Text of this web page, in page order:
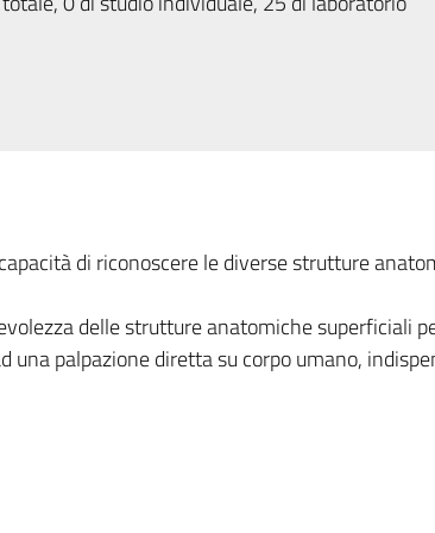
di riconoscere le diverse strutture
delle strutture anatomiche superficiali
una palpazione diretta su corpo umano,